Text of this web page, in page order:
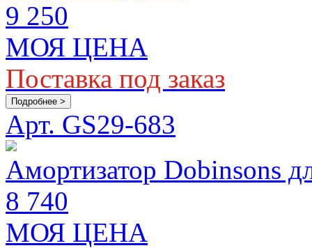
9 250
МОЯ ЦЕНА
Поставка под заказ
Подробнее >
Арт. GS29-683
Амортизатор Dobinsons
8 740
МОЯ ЦЕНА